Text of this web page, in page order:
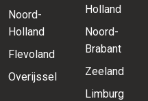
Noord-
Holland
Flevoland
Overijssel
Holland
Noord-
Brabant
Zeeland
Limburg